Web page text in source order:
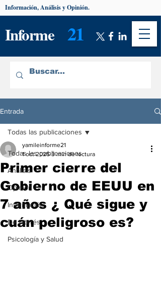
Informe 21
Información, Análisis y Opinión.
Entrada
Todas las publicaciones
Análisis
Opinión
Información
De interés
Psicología y Salud
Todas las publicaciones
Primer cierre del
Gobierno de EEUU en
7 años ¿ Qué sigue y
cuán peligroso es?
yamileinforme21
1 oct 2025 3 min de lectura